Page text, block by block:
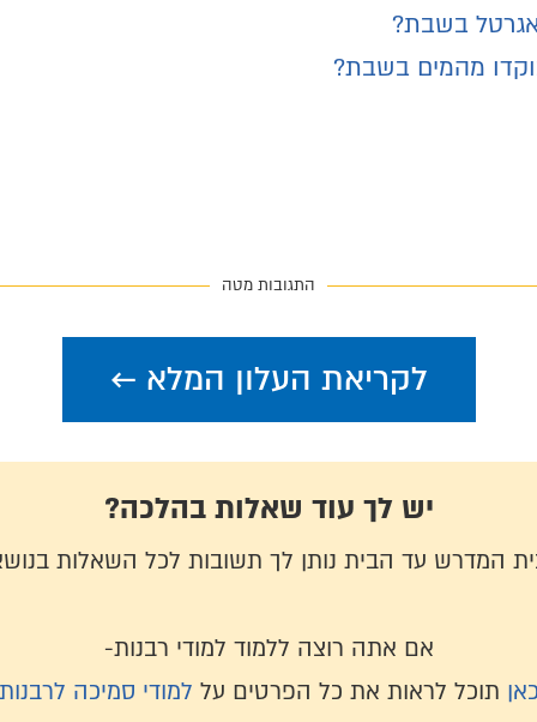
בשבת?
מהמים בשבת?
התגובות מטה
לקריאת העלון המלא ←
יש לך עוד שאלות בהלכה?
המדרש עד הבית נותן לך תשובות לכל השאלות
אם אתה רוצה ללמוד למודי רבנות-
כאן תוכל לראות את כל הפרטים על למודי סמיכה